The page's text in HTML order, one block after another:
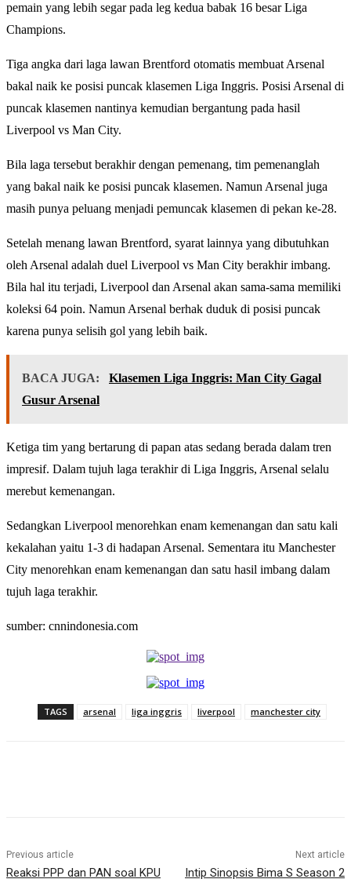
pemain yang lebih segar pada leg kedua babak 16 besar Liga
Champions.
Tiga angka dari laga lawan Brentford otomatis membuat Arsenal
bakal naik ke posisi puncak klasemen Liga Inggris. Posisi Arsenal di
puncak klasemen nantinya kemudian bergantung pada hasil
Liverpool vs Man City.
Bila laga tersebut berakhir dengan pemenang, tim pemenanglah
yang bakal naik ke posisi puncak klasemen. Namun Arsenal juga
masih punya peluang menjadi pemuncak klasemen di pekan ke-28.
Setelah menang lawan Brentford, syarat lainnya yang dibutuhkan
oleh Arsenal adalah duel Liverpool vs Man City berakhir imbang.
Bila hal itu terjadi, Liverpool dan Arsenal akan sama-sama memiliki
koleksi 64 poin. Namun Arsenal berhak duduk di posisi puncak
karena punya selisih gol yang lebih baik.
BACA JUGA:
Klasemen Liga Inggris: Man City Gagal
Gusur Arsenal
Ketiga tim yang bertarung di papan atas sedang berada dalam tren
impresif. Dalam tujuh laga terakhir di Liga Inggris, Arsenal selalu
merebut kemenangan.
Sedangkan Liverpool menorehkan enam kemenangan dan satu kali
kekalahan yaitu 1-3 di hadapan Arsenal. Sementara itu Manchester
City menorehkan enam kemenangan dan satu hasil imbang dalam
tujuh laga terakhir.
sumber: cnnindonesia.com
TAGS arsenal liga inggris liverpool manchester city
Previous article
Reaksi PPP dan PAN soal KPU
Next article
Intip Sinopsis Bima S Season 2